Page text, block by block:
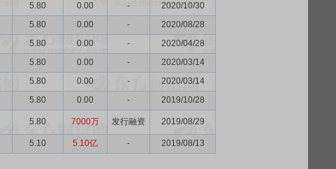
5.80 0.00 -
2020/10/30
5.80 0.00 -
2020/08/28
5.80 0.00 -
2020/04/28
5.80 0.00 -
2020/03/14
5.80 0.00 -
2020/03/14
5.80 0.00 - 2019/10/28
5.80 7000万 发行融资 2019/08/29
5.10 5.10亿 - 2019/08/13